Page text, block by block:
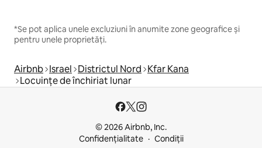
*Se pot aplica unele excluziuni în anumite zone geografice și
pentru unele proprietăți.
Airbnb Israel Districtul Nord Kfar Kana
Locuințe de închiriat lunar
© 2026 Airbnb, Inc.
Confidențialitate
Condiții